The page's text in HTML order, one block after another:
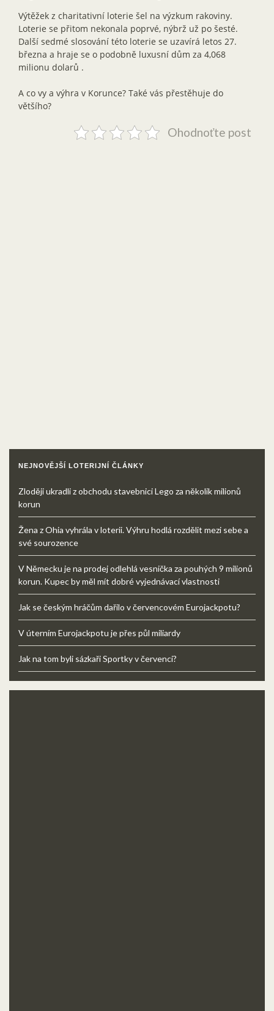
Výtěžek z charitativní loterie šel na výzkum rakoviny.
Loterie se přitom nekonala poprvé, nýbrž už po šesté.
Další sedmé slosování této loterie se uzavírá letos 27.
března a hraje se o podobně luxusní dům za 4,068
milionu dolarů .
A co vy a výhra v Korunce? Také vás přestěhuje do
většího?
Ohodnoťte post
NEJNOVĚJŠÍ LOTERIJNÍ ČLÁNKY
Zloději ukradli z obchodu stavebnici Lego za několik milionů
korun
Žena z Ohia vyhrála v loterii. Výhru hodlá rozdělit mezi sebe a
své sourozence
V Německu je na prodej odlehlá vesnička za pouhých 9 milionů
korun. Kupec by měl mít dobré vyjednávací vlastnosti
Jak se českým hráčům dařilo v červencovém Eurojackpotu?
V úterním Eurojackpotu je přes půl miliardy
Jak na tom byli sázkaři Sportky v červenci?